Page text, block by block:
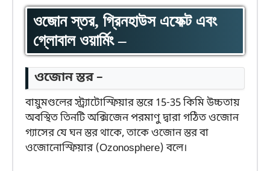
ওজোন স্তর, গ্রিনহাউস এফেক্ট এবং
গ্লোবাল ওয়ার্মিং –
ওজোন স্তর –
বায়ুমণ্ডলের স্ট্র্যাটোস্ফিয়ার স্তরে 15-35 কিমি উচ্চতায়
অবস্থিত তিনটি অক্সিজেন পরমাণু দ্বারা গঠিত ওজোন
গ্যাসের যে ঘন স্তর থাকে, তাকে ওজোন স্তর বা
ওজোনোস্ফিয়ার (Ozonosphere) বলে।